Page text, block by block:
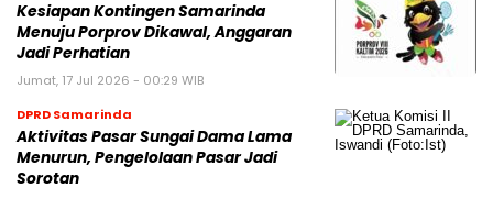
Kesiapan Kontingen Samarinda
Menuju Porprov Dikawal, Anggaran
Jadi Perhatian
Jumat, 17 Jul 2026 - 00:29 WIB
DPRD Samarinda
Aktivitas Pasar Sungai Dama Lama
Menurun, Pengelolaan Pasar Jadi
Sorotan